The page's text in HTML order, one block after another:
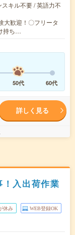
キル不要 / 英語力不
大歓迎！〇フリータ
持ち…
50代 60代
詳しく見る
入出荷作業
休み WEB登録OK